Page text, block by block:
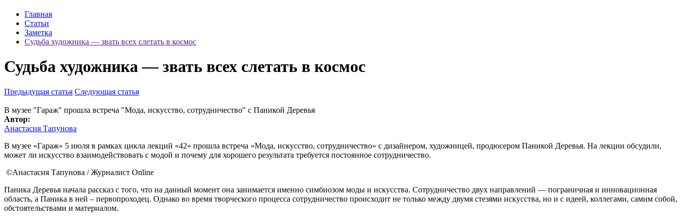
Главная
Статьи
Заметка
Судьба художника — звать всех слетать в космос
Судьба художника — звать всех слетать в космос
Предыдущая статья Следующая статья
В музее "Гараж" прошла встреча "Мода, искусство, сотрудничество" с Паникой Деревья
Автор:
Анастасия Тапунова
В музее «Гараж» 5 июля в рамках цикла лекций «42» прошла встреча «Мода, искусство, сотрудничество» с дизайнером, художницей, продюсером Паникой Деревья. На лекции обсудили,
может ли искусство взаимодействовать с модой и почему для хорошего результата требуется постоянное сотрудничество.
©Анастасия Тапунова / Журналист Online
Паника Деревья начала рассказ с того, что на данный момент она занимается именно симбиозом моды и искусства. Сотрудничество двух направлений — пограничная и инновационная
область, а Паника в ней – первопроходец. Однако во время творческого процесса сотрудничество происходит не только между двумя стезями искусства, но и с идеей, коллегами, самим собой,
обстоятельствами и материалом.